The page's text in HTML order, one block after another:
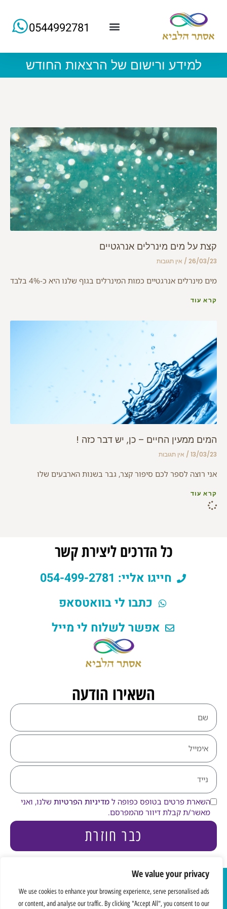
We value your privacy
We use cookies to enhance your browsing experience, serve personalised ads
or content, and analyse our traffic. By clicking "Accept All", you consent to our
0544992781
למידע ורישום של הרצאות החודש
קצת על מים מינרלים אנרגטיים
26/03/23 אין תגובות
מים מינרלים אנרגטיים כמות המינרלים בגוף שלנו היא כ-4% בלבד
קרא עוד
המים ממעין החיים – כן, יש דבר כזה !
13/03/23 אין תגובות
אני רוצה לספר לכם סיפור קצר, גבר בשנות הארבעים שלו
קרא עוד
כל הדרכים ליצירת קשר
חייגו אליי: 054-499-2781
כתבו לי בוואטסאפ
אפשר לשלוח לי מייל
השאירו הודעה
השארת פרטים בטופס כפופה ל מדיניות הפרטיות שלנו, ואני
מאשר/ת קבלת דיוור מהמפרסם.
כבר חוזרת
שמורות אסתר
הצהרת נגישות מדיניות פרטיות